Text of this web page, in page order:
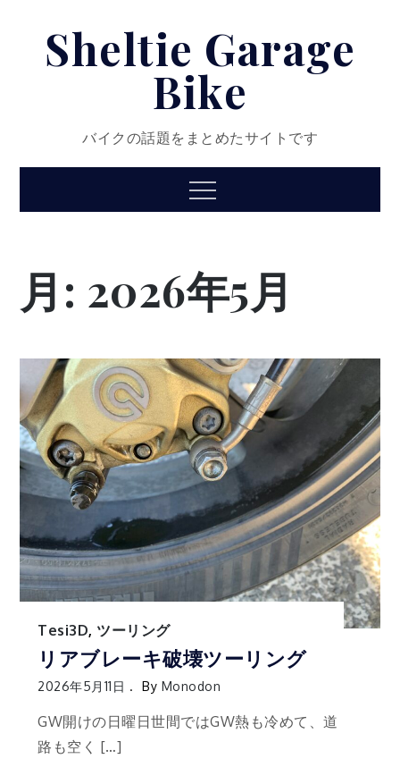
contentSheltie Garage
Bike
バイクの話題をまとめたサイトです
Menu
月: 2026年5月
Tesi3D, ツーリング
リアブレーキ破壊ツーリング
2026年5月11日 By Monodon
GW開けの日曜日世間ではGW熱も冷めて、道
路も空く […]